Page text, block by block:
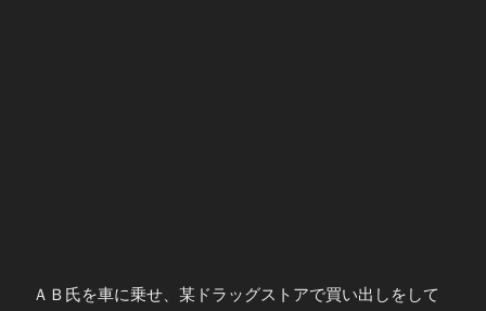
ＡＢ氏を車に乗せ、某ドラッグストアで買い出しをして